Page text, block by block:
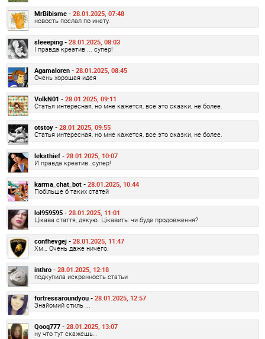
MrBibisme - 28.01.2025, 07:48
новость послал по инету.
sleeeping - 28.01.2025, 08:03
І правда креатив ... супер!
Agamaloren - 28.01.2025, 08:45
Очень хорошая идея
VolkN01 - 28.01.2025, 09:11
Статья интересная, но мне кажется, все это сказки, не более.
otstoy - 28.01.2025, 09:55
Статья интересная, но мне кажется, все это сказки, не более.
leksthief - 28.01.2025, 10:07
И правда креатив…супер!
karma_chat_bot - 28.01.2025, 10:44
Побільше б таких статей
lol959595 - 28.01.2025, 11:01
Цікава стаття, дякую. Цікавить: чи буде продовження?
confhevgej - 28.01.2025, 11:47
Хм… Очень даже ничего.
inthro - 28.01.2025, 12:18
подкупила искренность статьи
fortressaroundyou - 28.01.2025, 12:57
Знайомий стиль ...
Qooq777 - 28.01.2025, 13:07
ну что тут скажешь…